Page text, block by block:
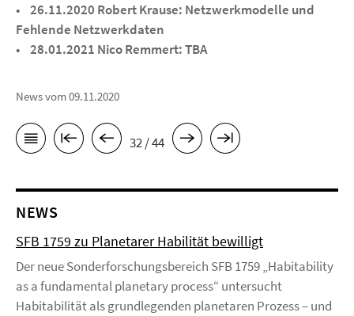
• 26.11.2020 Robert Krause: Netzwerkmodelle und
Fehlende Netzwerkdaten
• 28.01.2021 Nico Remmert: TBA
News vom 09.11.2020
32 / 44
NEWS
SFB 1759 zu Planetarer Habilität bewilligt
Der neue Sonderforschungsbereich SFB 1759 „Habitability
as a fundamental planetary process“ untersucht
Habitabilität als grundlegenden planetaren Prozess – und